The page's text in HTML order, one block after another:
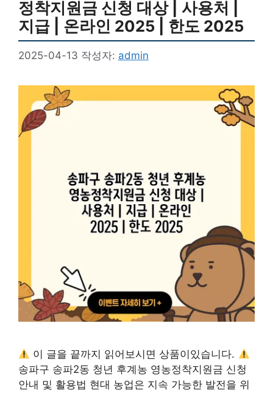
정착지원금 신청 대상 | 사용처 |
지급 | 온라인 2025 | 한도 2025
2025-04-13 작성자: admin
이 글을 끝까지 읽어보시면 상품이있습니다.
송파구 송파2동 청년 후계농 영농정착지원금 신청
안내 및 활용법 현대 농업은 지속 가능한 발전을 위